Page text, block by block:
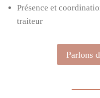
Présence et
traiteur
Parlons